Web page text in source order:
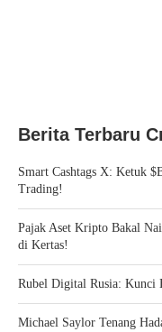
Berita Terbaru
Smart Cashtags X: Ketuk
Trading!
Pajak Aset Kripto Bakal
di Kertas!
Rubel Digital Rusia: Kunci
Michael Saylor Tenang